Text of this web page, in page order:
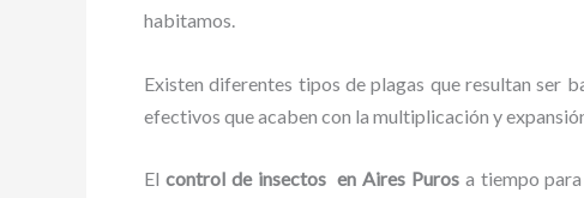
habitamos.
Existen diferentes tipos de plagas que resultan ser
efectivos que acaben con la multiplicación y
El control de insectos en Aires Purosa tiempo para